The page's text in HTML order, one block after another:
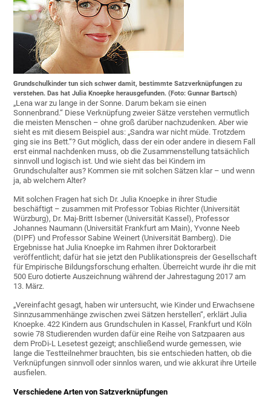
Grundschulkinder tun sich schwer damit, bestimmte Satzverknüpfungen zu
verstehen. Das hat Julia Knoepke herausgefunden. (Foto: Gunnar Bartsch)
„Lena war zu lange in der Sonne. Darum bekam sie einen
Sonnenbrand.“ Diese Verknüpfung zweier Sätze verstehen vermutlich
die meisten Menschen – ohne groß darüber nachzudenken. Aber wie
sieht es mit diesem Beispiel aus: „Sandra war nicht müde. Trotzdem
ging sie ins Bett.“? Gut möglich, dass der ein oder andere in diesem Fall
erst einmal nachdenken muss, ob die Zusammenstellung tatsächlich
sinnvoll und logisch ist. Und wie sieht das bei Kindern im
Grundschulalter aus? Kommen sie mit solchen Sätzen klar – und wenn
ja, ab welchem Alter?
Mit solchen Fragen hat sich Dr. Julia Knoepke in ihrer Studie
beschäftigt – zusammen mit Professor Tobias Richter (Universität
Würzburg), Dr. Maj-Britt Isberner (Universität Kassel), Professor
Johannes Naumann (Universität Frankfurt am Main), Yvonne Neeb
(DIPF) und Professor Sabine Weinert (Universität Bamberg). Die
Ergebnisse hat Julia Knoepke im Rahmen ihrer Doktorarbeit
veröffentlicht; dafür hat sie jetzt den Publikationspreis der Gesellschaft
für Empirische Bildungsforschung erhalten. Überreicht wurde ihr die mit
500 Euro dotierte Auszeichnung während der Jahrestagung 2017 am
13. März.
„Vereinfacht gesagt, haben wir untersucht, wie Kinder und Erwachsene
Sinnzusammenhänge zwischen zwei Sätzen herstellen“, erklärt Julia
Knoepke. 422 Kindern aus Grundschulen in Kassel, Frankfurt und Köln
sowie 78 Studierenden wurden dafür eine Reihe von Satzpaaren aus
dem ProDi-L Lesetest gezeigt; anschließend wurde gemessen, wie
lange die Testteilnehmer brauchten, bis sie entschieden hatten, ob die
Verknüpfungen sinnvoll oder sinnlos waren, und wie akkurat ihre Urteile
ausfielen.
Verschiedene Arten von Satzverknüpfungen